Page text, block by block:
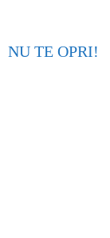
NU TE OPRI!